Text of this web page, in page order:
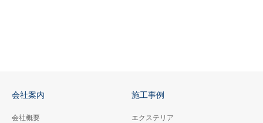
会社案内
会社概要
施工事例
エクステリア